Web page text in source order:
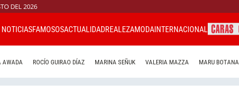
DEL 2026
NOTICIASFAMOSOSACTUALIDADREALEZAMODAINTERNACIONAL
AWADA ROCÍO GUIRAO DÍAZ MARINA SEÑUK VALERIA MAZZA MARU BOTANA